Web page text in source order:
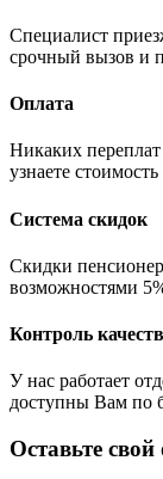
Специалист
срочный вызов и
Оплата
Никаких
узнаете
Система скидок
Скидки
возможностями
Контроль
У нас работает
доступны Вам по
Оставьте